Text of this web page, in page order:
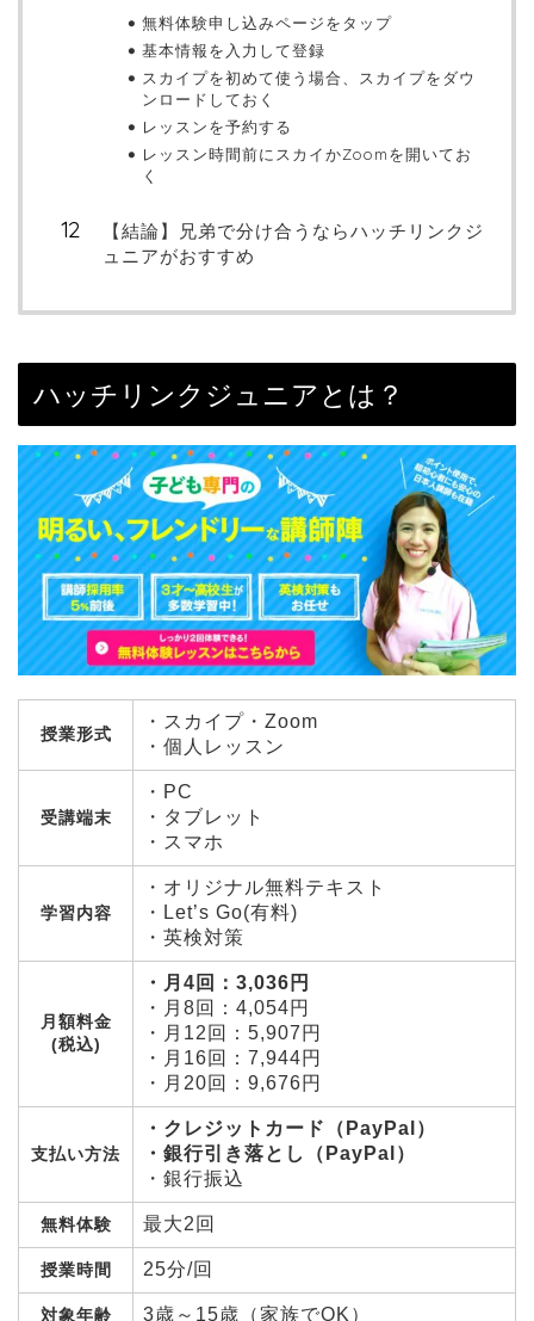
無料体験申し込みページをタップ
基本情報を入力して登録
スカイプを初めて使う場合、スカイプをダウ
ンロードしておく
レッスンを予約する
レッスン時間前にスカイかZoomを開いてお
く
【結論】兄弟で分け合うならハッチリンクジ
ュニアがおすすめ
ハッチリンクジュニアとは？
授業形式
・スカイプ・Zoom
・個人レッスン
受講端末
・PC
・タブレット
・スマホ
学習内容
・オリジナル無料テキスト
・Let’s Go(有料)
・英検対策
月額料金
(税込)
・月4回：3,036円
・月8回：4,054円
・月12回：5,907円
・月16回：7,944円
・月20回：9,676円
支払い方法
・クレジットカード（PayPal）
・銀行引き落とし（PayPal）
・銀行振込
無料体験 最大2回
授業時間 25分/回
対象年齢 3歳～15歳（家族でOK）